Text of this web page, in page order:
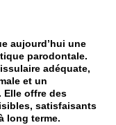
aujourd’hui une
parodontale.
adéquate,
et un
Elle offre des
satisfaisants
long terme.